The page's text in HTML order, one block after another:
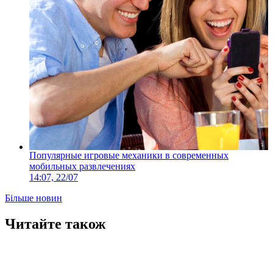
Популярные игровые механики в современных
мобильных развлечениях
14:07, 22/07
Більше новин
Читайте також